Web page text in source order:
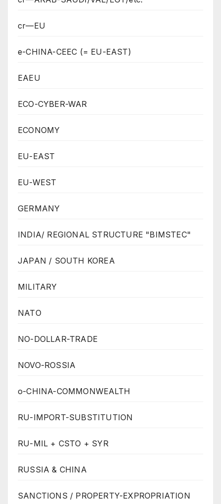
cr—EU
e-CHINA-CEEC (= EU-EAST)
EAEU
ECO-CYBER-WAR
ECONOMY
EU-EAST
EU-WEST
GERMANY
INDIA/ REGIONAL STRUCTURE "BIMSTEC"
JAPAN / SOUTH KOREA
MILITARY
NATO
NO-DOLLAR-TRADE
NOVO-ROSSIA
o-CHINA-COMMONWEALTH
RU-IMPORT-SUBSTITUTION
RU-MIL + CSTO + SYR
RUSSIA & CHINA
SANCTIONS / PROPERTY-EXPROPRIATION